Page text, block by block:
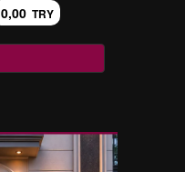
0,00 TRY